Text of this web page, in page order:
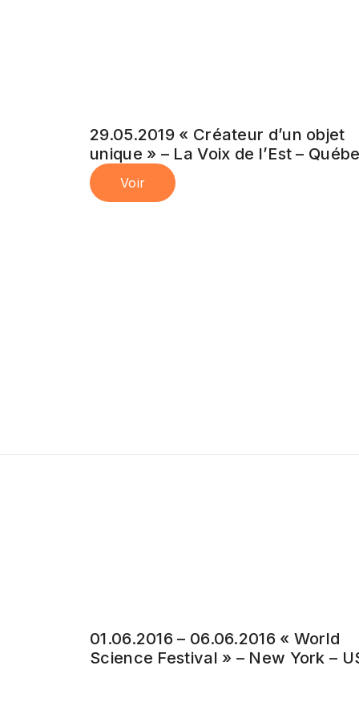
29.05.2019 « Créateur d’un objet
unique » – La Voix de l’Est –
Voir
01.06.2016 – 06.06.2016 « World
Science Festival » – New York –